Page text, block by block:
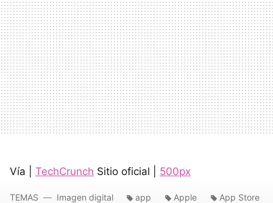
Vía | TechCrunch Sitio oficial | 500px
TEMAS Imagen digital app Apple App Store